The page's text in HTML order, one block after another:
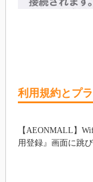
利用規約とプ
【AEONMALL】
用登録』画面に跳び